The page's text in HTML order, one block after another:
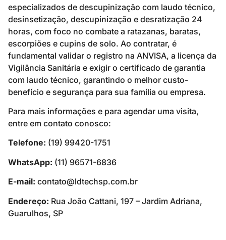
especializados de descupinização com laudo técnico,
desinsetização, descupinização e desratização 24
horas, com foco no combate a ratazanas, baratas,
escorpiões e cupins de solo. Ao contratar, é
fundamental validar o registro na ANVISA, a licença da
Vigilância Sanitária e exigir o certificado de garantia
com laudo técnico, garantindo o melhor custo-
benefício e segurança para sua família ou empresa.
Para mais informações e para agendar uma visita,
entre em contato conosco:
Telefone: (19) 99420-1751
WhatsApp: (11) 96571-6836
E-mail: contato@ldtechsp.com.br
Endereço: Rua João Cattani, 197 – Jardim Adriana,
Guarulhos, SP